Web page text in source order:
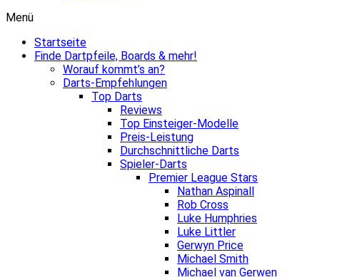
Menü
Startseite
Finde Dartpfeile, Boards & mehr!
Worauf kommt’s an?
Darts-Empfehlungen
Top Darts
Reviews
Top Einsteiger-Modelle
Preis-Leistung
Durchschnittliche Darts
Spieler-Darts
Premier League Stars
Nathan Aspinall
Rob Cross
Luke Humphries
Luke Littler
Gerwyn Price
Michael Smith
Michael van Gerwen